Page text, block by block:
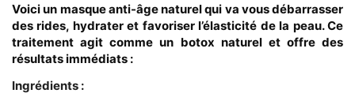
Voici un masque anti-âge naturel qui va vous débarrasser
des rides, hydrater et favoriser l’élasticité de la peau. Ce
traitement agit comme un botox naturel et offre des
résultats immédiats :
Ingrédients :